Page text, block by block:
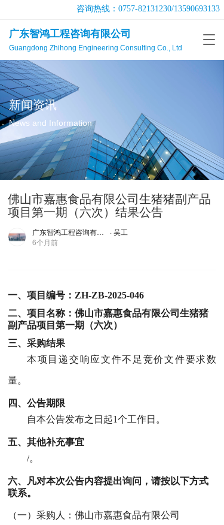
广东智鸿工程咨询有限公司
Guangdong Zhihong Engineering Consulting Co., Ltd
咨询热线： 0757-82131230/13590693133
T
g
g
a
t
o
新闻资讯
News and Information
佛山市嘉惠食品有限公司生猪猪副产品
项目第一期（六次）结果公告
广东智鸿工程咨询有限公司
· 吴工
6个月前
一、项目编号： ZH-ZB-2025-046
二、项目名称： 佛山市嘉惠食品有限公司生猪猪
副产品项目第一期（六次）
三、采购结果
本项目递交响应文件不足 竞价文件要求数
量。
四、公告期限
自本公告发布之日起1个工作日。
五、其他补充事宜
/。
六、凡对本次公告内容提出询问，请按以下方式
联系。
（一）采购人：佛山市嘉惠食品有限公司